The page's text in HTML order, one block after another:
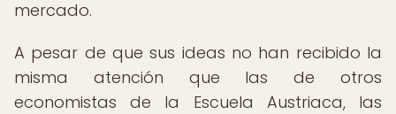
mercado.
A pesar de que sus ideas no han recibido la
misma atención que las de otros
economistas de la Escuela Austriaca, las